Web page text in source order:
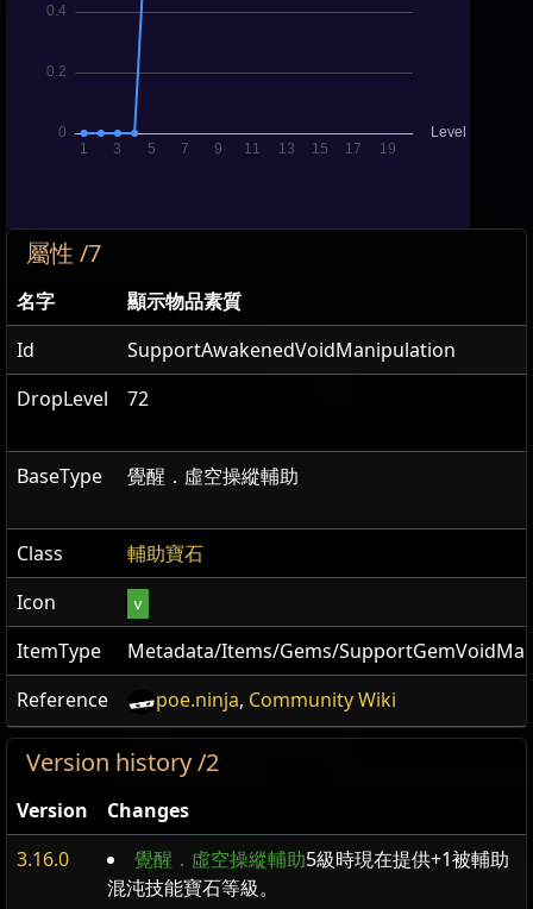
屬性 /7
名字
顯示物品素質
Id
SupportAwakenedVoidManipulation
DropLevel
72
BaseType 覺醒．虛空操縱輔助
Class
輔助寶石
Icon
v
ItemType
Metadata/Items/Gems/
Reference
poe.ninja, Community Wiki
Version history /2
Version
Changes
3.16.0
覺醒．虛空操縱輔助5級時現在提供+1被輔助
混沌技能寶石等級。